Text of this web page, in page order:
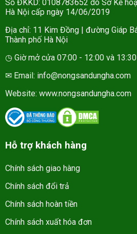
Số ĐKKD: 0108783652 do Sở Kế
Hà Nội cấp ngày 14/06/2019
Địa chỉ: 11 Kim Đồng | đường Giáp
Thành phố Hà Nội
◷ Giờ mở cửa 07:00 - 12:00 và
✉ Email: info@nongsandungha.com
Website: www.nongsandungha.com
Hỗ trợ khách hàng
Chính sách giao hàng
Chính sách đổi trả
Chính sách hoàn tiền
Chính sách xuất hóa đơn